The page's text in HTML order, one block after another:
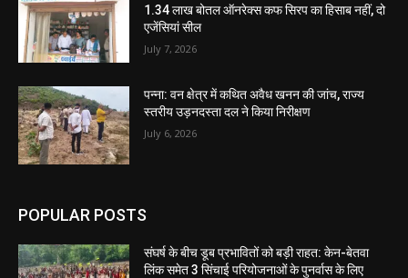
1.34 लाख बोतल ऑनरेक्स कफ सिरप का हिसाब नहीं, दो
एजेंसियां सील
July 7, 2026
पन्ना: वन क्षेत्र में कथित अवैध खनन की जांच, राज्य
स्तरीय उड़नदस्ता दल ने किया निरीक्षण
July 6, 2026
POPULAR POSTS
संघर्ष के बीच डूब प्रभावितों को बड़ी राहत: केन-बेतवा
लिंक समेत 3 सिंचाई परियोजनाओं के पुनर्वास के लिए